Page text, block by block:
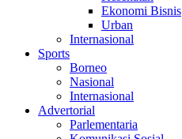
Ekonomi Bisnis
Urban
Internasional
Sports
Borneo
Nasional
Internasional
Advertorial
Parlementaria